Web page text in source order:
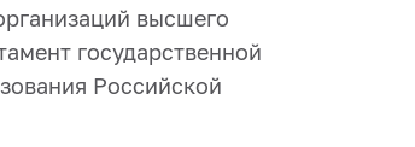
высшего
государственной
Российской